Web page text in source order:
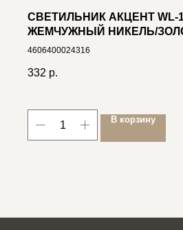
СВЕТИЛЬНИК АКЦЕНТ WL-
ЖЕМЧУЖНЫЙ НИКЕЛЬ/
ОВАЛЬНЫЙ ПОВОРОТНЫЙ
4606400024316
332 р.
В корзину